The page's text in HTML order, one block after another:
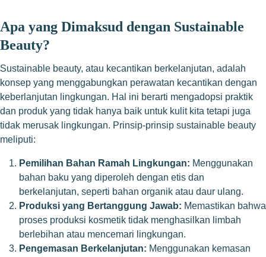
Apa yang Dimaksud dengan Sustainable
Beauty?
Sustainable beauty, atau kecantikan berkelanjutan, adalah
konsep yang menggabungkan perawatan kecantikan dengan
keberlanjutan lingkungan. Hal ini berarti mengadopsi praktik
dan produk yang tidak hanya baik untuk kulit kita tetapi juga
tidak merusak lingkungan. Prinsip-prinsip sustainable beauty
meliputi:
Pemilihan Bahan Ramah Lingkungan: Menggunakan
bahan baku yang diperoleh dengan etis dan
berkelanjutan, seperti bahan organik atau daur ulang.
Produksi yang Bertanggung Jawab: Memastikan bahwa
proses produksi kosmetik tidak menghasilkan limbah
berlebihan atau mencemari lingkungan.
Pengemasan Berkelanjutan: Menggunakan kemasan